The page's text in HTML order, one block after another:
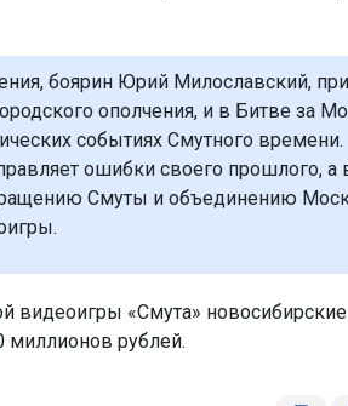
боярин Юрий Милославский,
ополчения, и в Битве за
событиях Смутного времени.
ошибки своего прошлого, а
Смуты и объединению
видеоигры «Смута» новосибирские
миллионов рублей.